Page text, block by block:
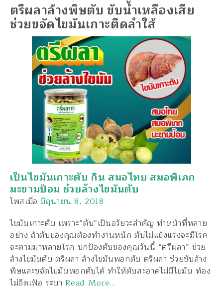
ตรีผลาล้างพิษตับ ขับน้ำเหลืองเสีย
ช่วยขจัดไขมันเกาะติดลำใส้
เป็นไขมันเกาะตับ กิน สมอไทย สมอพิเภก
มะขามป้อม ช่วยล้างไขมันตับ
โพสเมื่อ มิถุนายน 8, 2018
ไขมันเกาะตับ เพราะ”ตับ”เป็นอวัยวะสำคัญ ทำหน้าที่หลาย
อย่าง ถ้าตับของคุณต้องทำงานหนัก ตับไม่แข็งแรงจะมีโรค
จะตามมาหลายโรค ปกป้องตับของคุณวันนี้ “ตรีผลา” ช่วย
ล้างไขมันตับ ตรีผลา ล้างไขมันพอกตับ ตรีผลา ช่วยขับล้าง
พิษและขจัดไขมันพอกตับได้ ทำให้ตับสะอาดไม่มีไขมัน ท้อง
ไม่อืดเฟ้อ ระบาRead More…